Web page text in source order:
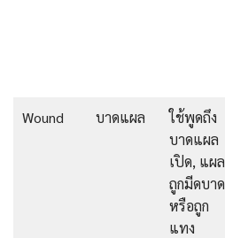
Wound บาดแผล
ใช้พูดถึง
บาดแผล
เปิด, แผล
ถูกมีดบาด
หรือถูก
แทง